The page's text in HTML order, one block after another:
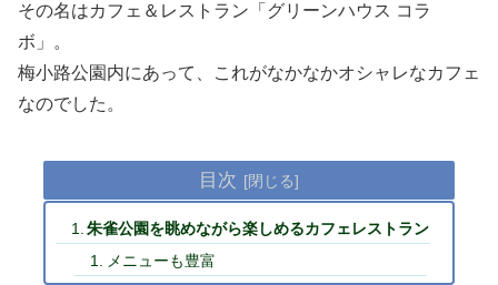
その名はカフェ＆レストラン「グリーンハウス コラ
ボ」。
梅小路公園内にあって、これがなかなかオシャレなカフェ
なのでした。
目次
朱雀公園を眺めながら楽しめるカフェレストラン
メニューも豊富